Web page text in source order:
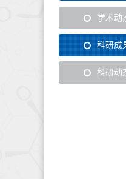
学术动
科研成
科研动